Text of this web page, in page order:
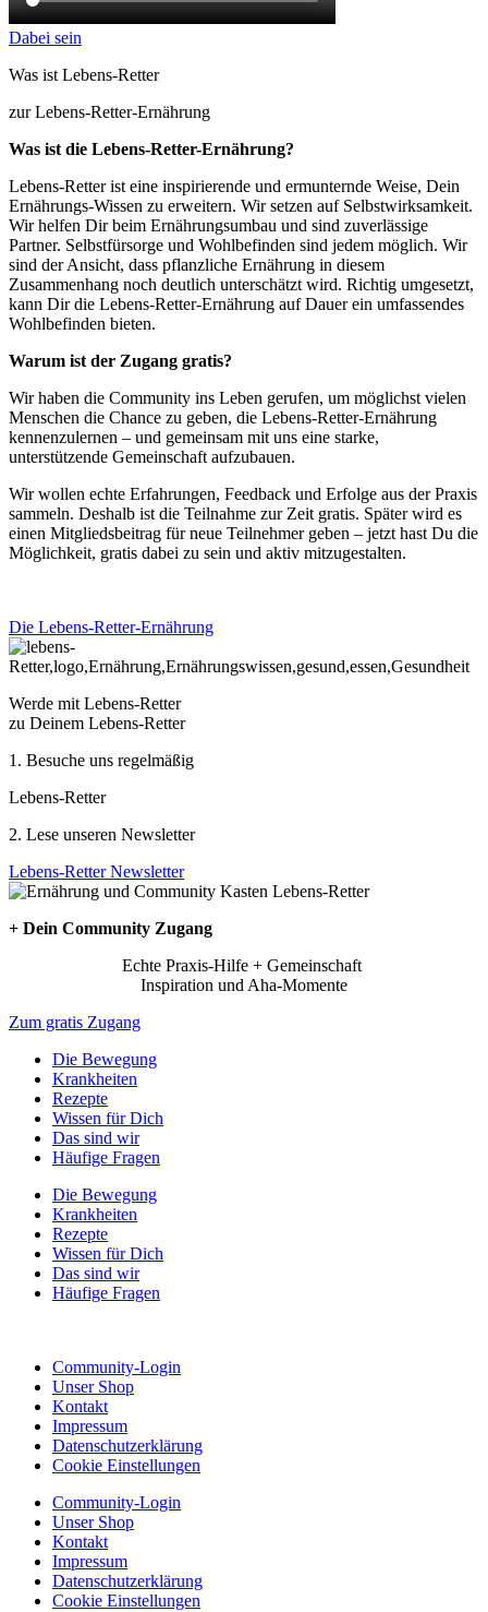
Dabei sein
Was ist Lebens-Retter
zur Lebens-Retter-Ernährung
Was ist die Lebens-Retter-Ernährung?
Lebens-Retter ist eine inspirierende und ermunternde Weise, Dein
Ernährungs-Wissen zu erweitern. Wir setzen auf Selbstwirksamkeit.
Wir helfen Dir beim Ernährungsumbau und sind zuverlässige
Partner. Selbstfürsorge und Wohlbefinden sind jedem möglich. Wir
sind der Ansicht, dass pflanzliche Ernährung in diesem
Zusammenhang noch deutlich unterschätzt wird. Richtig umgesetzt,
kann Dir die Lebens-Retter-Ernährung auf Dauer ein umfassendes
Wohlbefinden bieten.
Warum ist der Zugang gratis?
Wir haben die Community ins Leben gerufen, um möglichst vielen
Menschen die Chance zu geben, die Lebens-Retter-Ernährung
kennenzulernen – und gemeinsam mit uns eine starke,
unterstützende Gemeinschaft aufzubauen.
Wir wollen echte Erfahrungen, Feedback und Erfolge aus der Praxis
sammeln. Deshalb ist die Teilnahme zur Zeit gratis. Später wird es
einen Mitgliedsbeitrag für neue Teilnehmer geben – jetzt hast Du die
Möglichkeit, gratis dabei zu sein und aktiv mitzugestalten.
Die Lebens-Retter-Ernährung
Werde mit Lebens-Retter
zu Deinem Lebens-Retter
1. Besuche uns regelmäßig
Lebens-Retter
2. Lese unseren Newsletter
Lebens-Retter Newsletter
+ Dein Community Zugang
Echte Praxis-Hilfe + Gemeinschaft
Inspiration und Aha-Momente
Zum gratis Zugang
Die Bewegung
Krankheiten
Rezepte
Wissen für Dich
Das sind wir
Häufige Fragen
Die Bewegung
Krankheiten
Rezepte
Wissen für Dich
Das sind wir
Häufige Fragen
Community-Login
Unser Shop
Kontakt
Impressum
Datenschutzerklärung
Cookie Einstellungen
Community-Login
Unser Shop
Kontakt
Impressum
Datenschutzerklärung
Cookie Einstellungen